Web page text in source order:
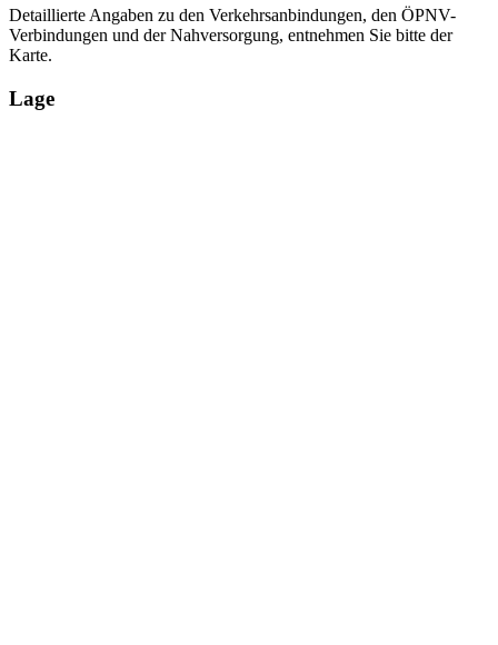
Detaillierte Angaben zu den Verkehrsanbindungen, den ÖPNV-
Verbindungen und der Nahversorgung, entnehmen Sie bitte der
Karte.
Lage